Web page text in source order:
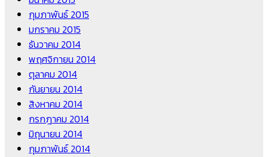
กุมภาพันธ์ 2015
มกราคม 2015
ธันวาคม 2014
พฤศจิกายน 2014
ตุลาคม 2014
กันยายน 2014
สิงหาคม 2014
กรกฎาคม 2014
มิถุนายน 2014
กุมภาพันธ์ 2014